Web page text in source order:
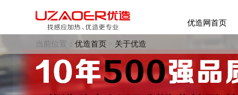
优造网首页
当前位置： 优造首页 > 关于优造